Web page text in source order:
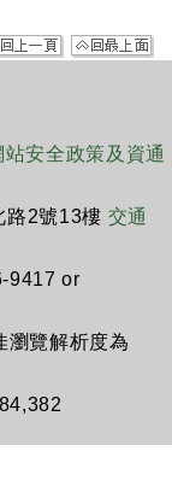
站安全政策及資通
路2號13樓 交通
9417 or
瀏覽解析度為